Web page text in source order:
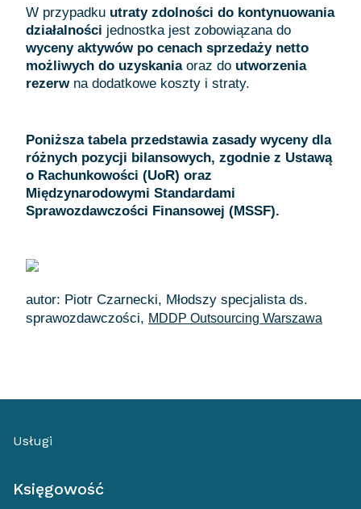
W przypadku utraty zdolności do kontynuowania
działalności jednostka jest zobowiązana do
wyceny aktywów po cenach sprzedaży netto
możliwych do uzyskaniaoraz do utworzenia
rezerwna dodatkowe koszty i straty.
Poniższa tabela przedstawia zasady wyceny dla
różnych pozycji bilansowych, zgodnie z Ustawą
o Rachunkowości (UoR) oraz
Międzynarodowymi Standardami
Sprawozdawczości Finansowej (MSSF).
autor: Piotr Czarnecki, Młodszy specjalista ds.
sprawozdawczości, MDDP Outsourcing Warszawa
Usługi
Księgowość